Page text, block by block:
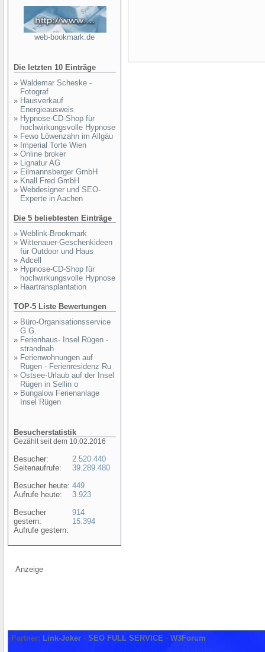
web-bookmark.de
Die letzten 10 Einträge
» Waldemar Scheske -
Fotograf
» Hausverkauf
Energieausweis
» Hypnose-CD-Shop für
hochwirkungsvolle Hypnose
» Fewo Löwenzahn im Allgäu
» Imperial Torte Wien
» Online broker
» Lignatur AG
» Eilmannsberger GmbH
» Knall Fred GmbH
» Webdesigner und SEO-
Experte in Aachen
Die 5 beliebtesten Einträge
» Weblink-Brookmark
» Wittenauer-Geschenkideen
für Outdoor und Haus
» Adcell
» Hypnose-CD-Shop für
hochwirkungsvolle Hypnose
» Haartransplantation
TOP-5 Liste Bewertungen
» Büro-Organisationsservice
G.G.
» Ferienhaus- Insel Rügen -
strandnah
» Ferienwohnungen auf
Rügen - Ferienresidenz Ru
» Ostsee-Urlaub auf der Insel
Rügen in Sellin o
» Bungalow Ferienanlage
Insel Rügen
Besucherstatistik
Gezählt seit dem 10.02.2016
Besucher:
Seitenaufrufe:
Besucher heute:
Aufrufe heute:
Besucher
gestern:
Aufrufe gestern:
2.520.440
39.289.480
449
3.923
914
15.394
Anzeige
Partner: Link-Joker - SEO FULL SERVICE - W3Forum